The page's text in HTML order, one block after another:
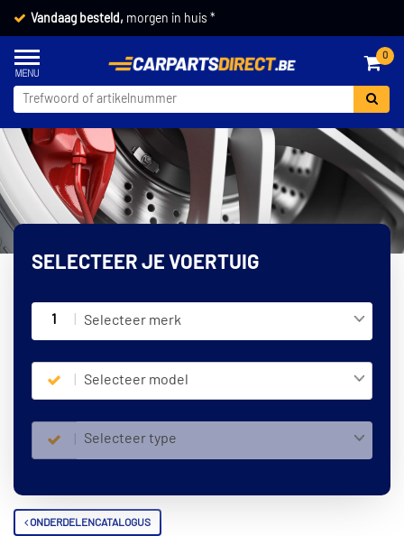
Vandaag besteld, morgen in huis *
0
SELECTEER JE VOERTUIG
1 Selecteer merk
Selecteer model
Selecteer type
ONDERDELENCATALOGUS